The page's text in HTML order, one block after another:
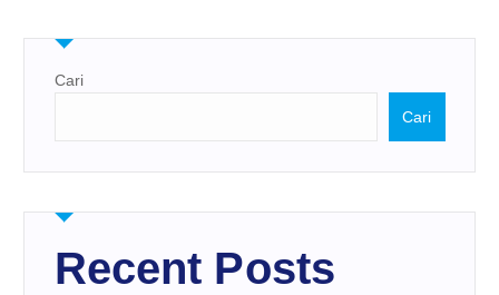
Cari
Cari
Recent Posts